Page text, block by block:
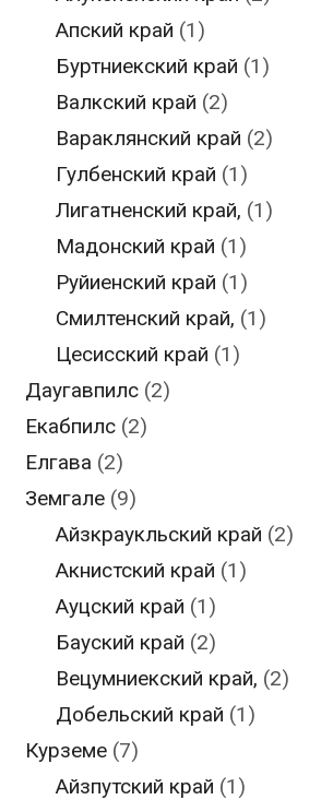
Апский край (1)
Буртниекский край (1)
Валкский край (2)
Вараклянский край (2)
Гулбенский край (1)
Лигатненский край, (1)
Мадонский край (1)
Руйиенский край (1)
Смилтенский край, (1)
Цесисский край (1)
Даугавпилс(2)
Екабпилс(2)
Елгава (2)
Земгале(9)
Айзкраукльский край (2)
Акнистский край (1)
Ауцский край (1)
Бауский край (2)
Вецумниекский край, (2)
Добельский край (1)
Курземе(7)
Айзпутский край (1)